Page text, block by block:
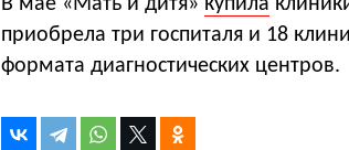
В мае «Мать и дитя» купила
приобрела три госпиталя и 18
формата диагностических центров.